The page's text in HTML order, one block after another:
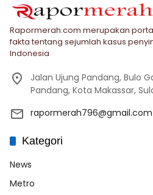
Rapormerah.com merupakan
fakta tentang sejumlah kasus
Indonesia
Jalan Ujung Pandang, Bulo
Pandang, Kota Makassar,
rapormerah796@gmail.com
Kategori
News
Metro